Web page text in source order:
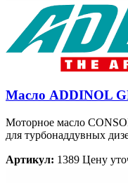
Масло ADDINOL
Моторное масло
для турбонаддувных
Артикул: 1389 Цену